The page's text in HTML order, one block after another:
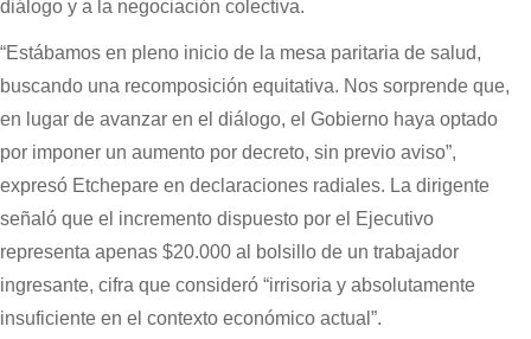
diálogo y a la negociación colectiva.
“Estábamos en pleno inicio de la mesa paritaria de salud,
buscando una recomposición equitativa. Nos sorprende que,
en lugar de avanzar en el diálogo, el Gobierno haya optado
por imponer un aumento por decreto, sin previo aviso”,
expresó Etchepare en declaraciones radiales. La dirigente
señaló que el incremento dispuesto por el Ejecutivo
representa apenas $20.000 al bolsillo de un trabajador
ingresante, cifra que consideró “irrisoria y absolutamente
insuficiente en el contexto económico actual”.